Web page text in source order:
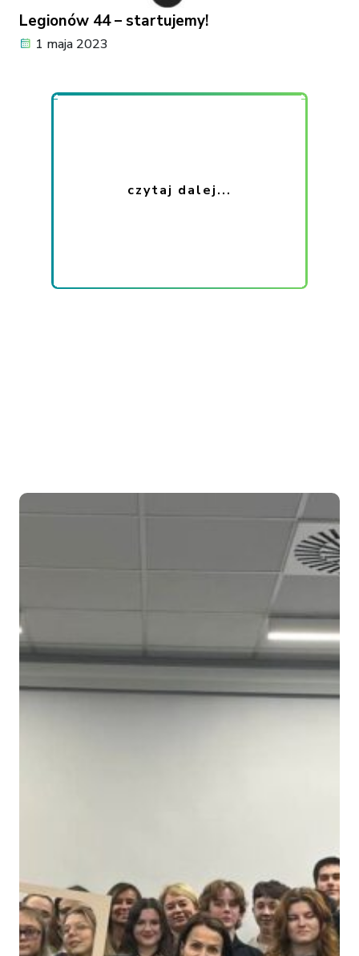
Legionów 44 – startujemy!
1 maja 2023
czytaj dalej...